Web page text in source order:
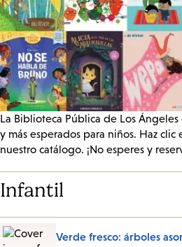
La Biblioteca Pública de Los
y más esperados para niños. Haz
nuestro catálogo. ¡No esperes y
Infantil
Verde fresco: árboles